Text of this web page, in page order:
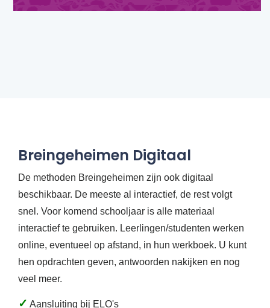
Breingeheimen Digitaal
De methoden Breingeheimen zijn ook digitaal
beschikbaar. De meeste al interactief, de rest volgt
snel. Voor komend schooljaar is alle materiaal
interactief te gebruiken. Leerlingen/studenten werken
online, eventueel op afstand, in hun werkboek. U kunt
hen opdrachten geven, antwoorden nakijken en nog
veel meer.
✓ Aansluiting bij ELO's